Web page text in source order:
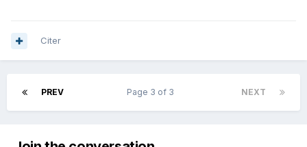
Citer
PREV NEXT
Page 3 of 3